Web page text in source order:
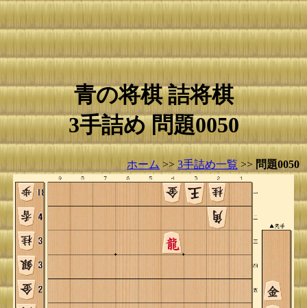
青の将棋 詰将棋
3手詰め 問題0050
ホーム >> 3手詰め一覧 >> 問題0050